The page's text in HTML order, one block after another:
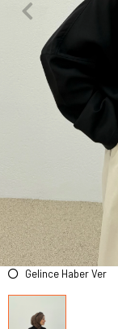
Gelince Haber Ver